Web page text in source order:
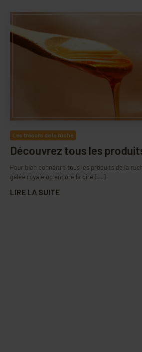
Les trésors de la ruche
Découvrez tous les
Pour bien connaitre tous les produits de la
gelée royale ou encore la cire [...]
LIRE LA SUITE